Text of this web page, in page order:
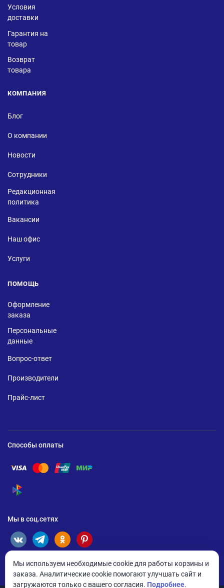
Условия
доставки
Гарантия на
товар
Возврат
товара
КОМПАНИЯ
Блог
О компании
Новости
Сотрудники
Редакционная
политика
Вакансии
Наш офис
Услуги
ПОМОЩЬ
Оформление
заказа
Персональные
данные
Вопрос-ответ
Производители
Прайс-лист
Способы оплаты
Помощь по оплате Visa
Помощь по оплате Mastercard
Помощь по оплате UnionPay
Помощь по оплате Мир
Помощь по оплате СБП
Мы в соц.сетях
Мы используем необходимые cookie для работы корзины и
заказа. Аналитические cookie помогают улучшать сайт и
загружаются только с вашего согласия. Подробнее.